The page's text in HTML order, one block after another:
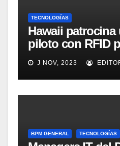
TECNOLOGÍAS
Hawaii patrocina
piloto con RFID
seguimiento y
alimentos
J NOV, 2023
BPM GENERAL TECNOLOGÍAS